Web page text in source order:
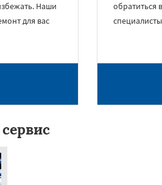
Наши
для вас
обратиться
×